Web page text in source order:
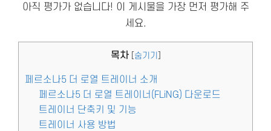
아직 평가가 없습니다! 이 게시물을 가장 먼저 평가해 주
세요.
목차 숨기기
페르소나5 더 로열 트레이너 소개
페르소나5 더 로열 트레이너(FLiNG) 다운로드
트레이너 단축키 및 기능
트레이너 사용 방법